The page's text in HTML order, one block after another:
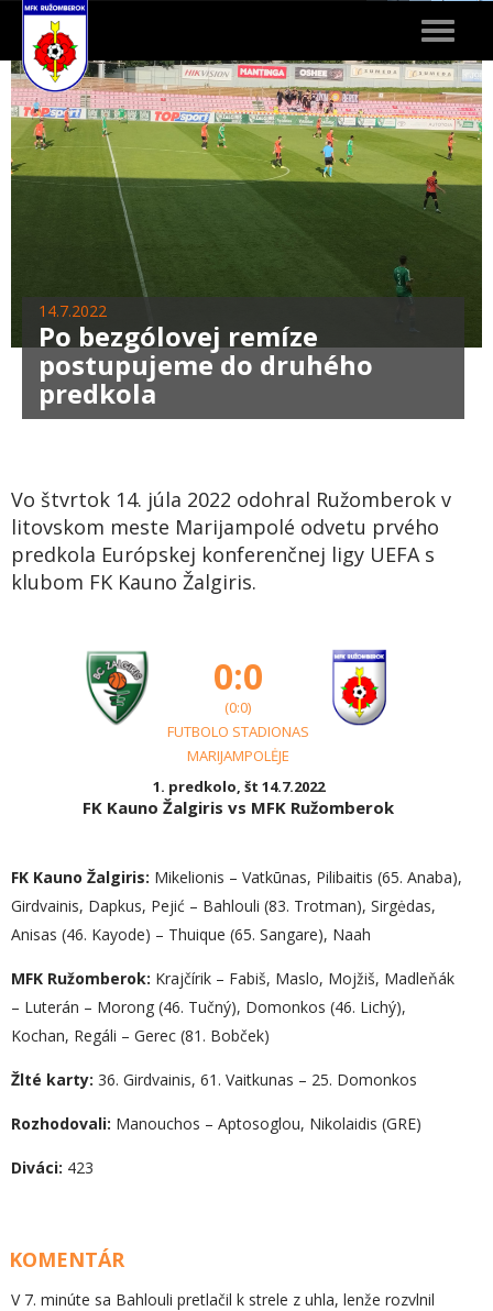
Toggle
14.7.2022
Po bezgólovej remíze
postupujeme do druhého
predkola
Vo štvrtok 14. júla 2022 odohral Ružomberok v
litovskom meste Marijampolé odvetu prvého
predkola Európskej konferenčnej ligy UEFA s
klubom FK Kauno Žalgiris.
0:0
(0:0)
FUTBOLO STADIONAS
MARIJAMPOLĖJE
1. predkolo, št 14.7.2022
FK Kauno Žalgiris vs MFK Ružomberok
FK Kauno Žalgiris: Mikelionis – Vatkūnas, Pilibaitis (65. Anaba),
Girdvainis, Dapkus, Pejić – Bahlouli (83. Trotman), Sirgėdas,
Anisas (46. Kayode) – Thuique (65. Sangare), Naah
MFK Ružomberok: Krajčírik – Fabiš, Maslo, Mojžiš, Madleňák
– Luterán – Morong (46. Tučný), Domonkos (46. Lichý),
Kochan, Regáli – Gerec (81. Bobček)
Žlté karty: 36. Girdvainis, 61. Vaitkunas – 25. Domonkos
Rozhodovali: Manouchos – Aptosoglou, Nikolaidis (GRE)
Diváci: 423
KOMENTÁR
V 7. minúte sa Bahlouli pretlačil k strele z uhla, lenže rozvlnil